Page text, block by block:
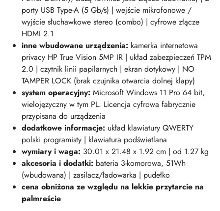
porty USB Type-A (5 Gb/s) | wejście mikrofonowe /
wyjście słuchawkowe stereo (combo) | cyfrowe złącze
HDMI 2.1
inne wbudowane urządzenia: kamerka internetowa
privacy HP True Vision 5MP IR | układ zabezpieczeń TPM
2.0 | czytnik linii papilarnych | ekran dotykowy | NO
TAMPER LOCK (brak czujnika otwarcia dolnej klapy)
system operacyjny: Microsoft Windows 11 Pro 64 bit,
wielojęzyczny w tym PL. Licencja cyfrowa fabrycznie
przypisana do urządzenia
dodatkowe informacje: układ klawiatury QWERTY
polski programisty | klawiatura podświetlana
wymiary i waga: 30.01 x 21.48 x 1.92 cm | od 1.27 kg
akcesoria i dodatki: bateria 3-komorowa, 51Wh
(wbudowana) | zasilacz/ładowarka | pudełko
cena obniżona ze względu na lekkie przytarcie na
palmreście